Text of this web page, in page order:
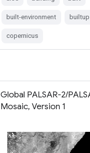
built-environment builtup
copernicus
Global PALSAR-2/
Mosaic, Version 1